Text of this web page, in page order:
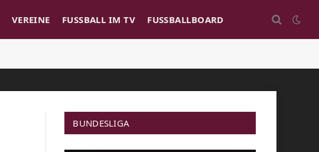
VEREINE FUSSBALL IM TV FUSSBALLBOARD
BUNDESLIGA